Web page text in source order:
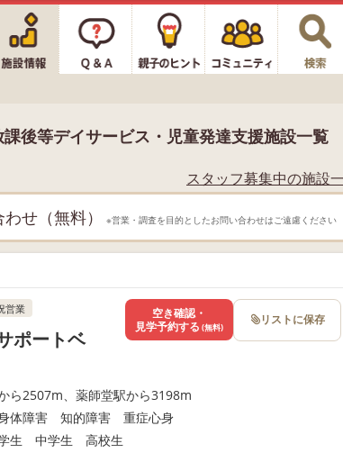
後等デイサービス・児童発達支援施設一覧
スタッフ募集中の施設
せ（無料） ※営業・調査を目的としたお問い合わせはご遠慮ください
営業
ポートベ
ら2507m、薬師堂駅から3198m
体障害 知的障害 重症心身
生 中学生 高校生
空き確認・
見学予約する (無料) リストに保存